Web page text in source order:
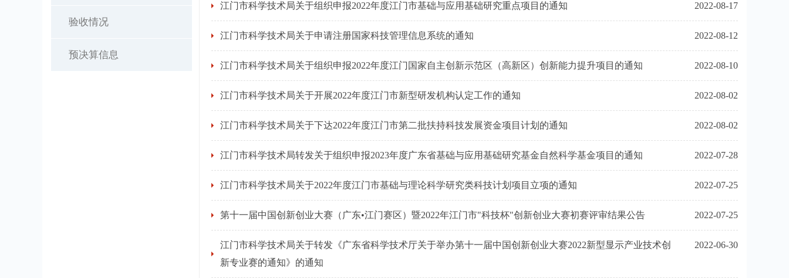
验收情况
预决算信息
江门市科学技术局关于组织申报2022年度江门市基础与应用基础研究重点项目的通知 2022-08-17
江门市科学技术局关于申请注册国家科技管理信息系统的通知 2022-08-12
江门市科学技术局关于组织申报2022年度江门国家自主创新示范区（高新区）创新能力提升项目的通知 2022-08-10
江门市科学技术局关于开展2022年度江门市新型研发机构认定工作的通知 2022-08-02
江门市科学技术局关于下达2022年度江门市第二批扶持科技发展资金项目计划的通知 2022-08-02
江门市科学技术局转发关于组织申报2023年度广东省基础与应用基础研究基金自然科学基金项目的通知 2022-07-28
江门市科学技术局关于2022年度江门市基础与理论科学研究类科技计划项目立项的通知 2022-07-25
第十一届中国创新创业大赛（广东•江门赛区）暨2022年江门市"科技杯"创新创业大赛初赛评审结果公告 2022-07-25
江门市科学技术局关于转发《广东省科学技术厅关于举办第十一届中国创新创业大赛2022新型显示产业技术创
新专业赛的通知》的通知
2022-06-30